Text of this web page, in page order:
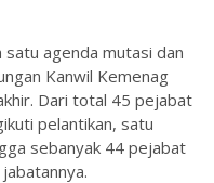
agenda mutasi dan
Kanwil Kemenag
Dari total 45 pejabat
pelantikan, satu
sebanyak 44 pejabat